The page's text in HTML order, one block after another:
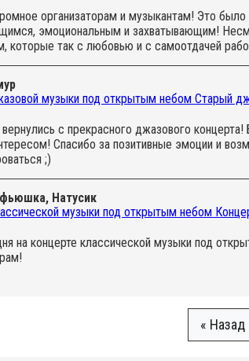
организаторам и музыкантам! Это
эмоциональным и захватывающим!
которые так с любовью и с самоотдачей
музыки под открытым небом Cтарый
с прекрасного джазового
Спасибо за позитивные эмоции и
;)
Натусик
музыки под открытым небом
на концерте классической музыки под
« Назад